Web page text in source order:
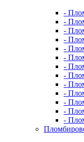
-
-
-
-
-
-
-
-
-
-
-
-
-